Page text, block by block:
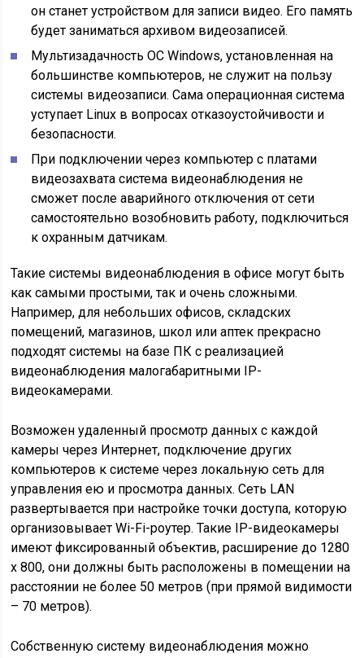
он станет устройством для записи видео. Его память
будет заниматься архивом видеозаписей.
Мультизадачность ОС Windows, установленная на
большинстве компьютеров, не служит на пользу
системы видеозаписи. Сама операционная система
уступает Linux в вопросах отказоустойчивости и
безопасности.
При подключении через компьютер с платами
видеозахвата система видеонаблюдения не
сможет после аварийного отключения от сети
самостоятельно возобновить работу, подключиться
к охранным датчикам.
Такие системы видеонаблюдения в офисе могут быть
как самыми простыми, так и очень сложными.
Например, для небольших офисов, складских
помещений, магазинов, школ или аптек прекрасно
подходят системы на базе ПК с реализацией
видеонаблюдения малогабаритными IP-
видеокамерами.
Возможен удаленный просмотр данных с каждой
камеры через Интернет, подключение других
компьютеров к системе через локальную сеть для
управления ею и просмотра данных. Сеть LAN
развертывается при настройке точки доступа, которую
организовывает Wi-Fi-роутер. Такие IP-видеокамеры
имеют фиксированный объектив, расширение до 1280
х 800, они должны быть расположены в помещении на
расстоянии не более 50 метров (при прямой видимости
– 70 метров).
Собственную систему видеонаблюдения можно